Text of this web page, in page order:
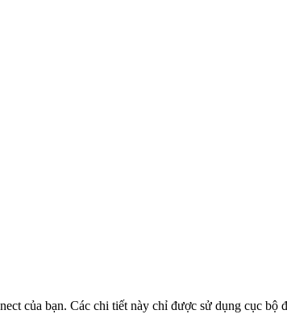
của bạn. Các chi tiết này chỉ được sử dụng cục